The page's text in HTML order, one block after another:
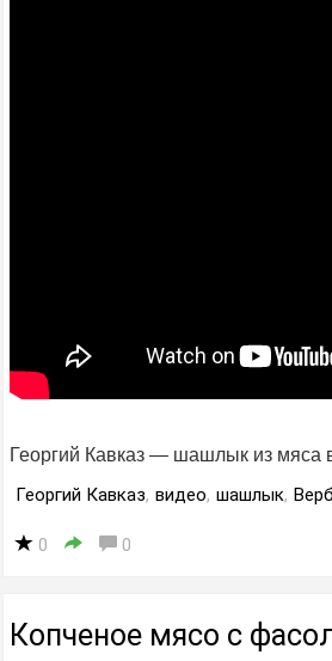
Георгий Кавказ — шашлык из мяса
Георгий Кавказ, видео, шашлык,
0 0
Копченое мясо с